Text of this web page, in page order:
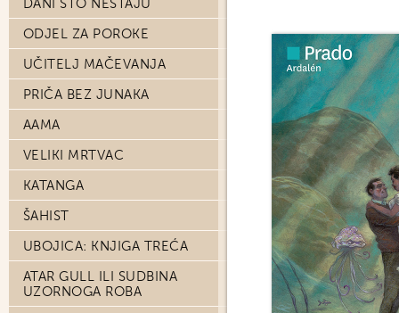
DANI ŠTO NESTAJU
ODJEL ZA POROKE
UČITELJ MAČEVANJA
PRIČA BEZ JUNAKA
AAMA
VELIKI MRTVAC
KATANGA
ŠAHIST
UBOJICA: KNJIGA TREĆA
ATAR GULL ILI SUDBINA
UZORNOGA ROBA